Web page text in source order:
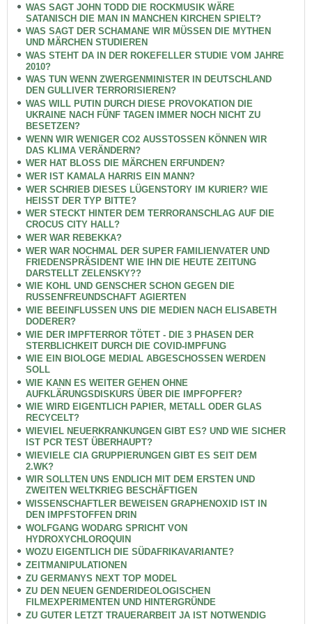
WAS SAGT JOHN TODD DIE ROCKMUSIK WÄRE
SATANISCH DIE MAN IN MANCHEN KIRCHEN SPIELT?
WAS SAGT DER SCHAMANE WIR MÜSSEN DIE MYTHEN
UND MÄRCHEN STUDIEREN
WAS STEHT DA IN DER ROKEFELLER STUDIE VOM JAHRE
2010?
WAS TUN WENN ZWERGENMINISTER IN DEUTSCHLAND
DEN GULLIVER TERRORISIEREN?
WAS WILL PUTIN DURCH DIESE PROVOKATION DIE
UKRAINE NACH FÜNF TAGEN IMMER NOCH NICHT ZU
BESETZEN?
WENN WIR WENIGER CO2 AUSSTOSSEN KÖNNEN WIR
DAS KLIMA VERÄNDERN?
WER HAT BLOSS DIE MÄRCHEN ERFUNDEN?
WER IST KAMALA HARRIS EIN MANN?
WER SCHRIEB DIESES LÜGENSTORY IM KURIER? WIE
HEISST DER TYP BITTE?
WER STECKT HINTER DEM TERRORANSCHLAG AUF DIE
CROCUS CITY HALL?
WER WAR REBEKKA?
WER WAR NOCHMAL DER SUPER FAMILIENVATER UND
FRIEDENSPRÄSIDENT WIE IHN DIE HEUTE ZEITUNG
DARSTELLT ZELENSKY??
WIE KOHL UND GENSCHER SCHON GEGEN DIE
RUSSENFREUNDSCHAFT AGIERTEN
WIE BEEINFLUSSEN UNS DIE MEDIEN NACH ELISABETH
DODERER?
WIE DER IMPFTERROR TÖTET - DIE 3 PHASEN DER
STERBLICHKEIT DURCH DIE COVID-IMPFUNG
WIE EIN BIOLOGE MEDIAL ABGESCHOSSEN WERDEN
SOLL
WIE KANN ES WEITER GEHEN OHNE
AUFKLÄRUNGSDISKURS ÜBER DIE IMPFOPFER?
WIE WIRD EIGENTLICH PAPIER, METALL ODER GLAS
RECYCELT?
WIEVIEL NEUERKRANKUNGEN GIBT ES? UND WIE SICHER
IST PCR TEST ÜBERHAUPT?
WIEVIELE CIA GRUPPIERUNGEN GIBT ES SEIT DEM
2.WK?
WIR SOLLTEN UNS ENDLICH MIT DEM ERSTEN UND
ZWEITEN WELTKRIEG BESCHÄFTIGEN
WISSENSCHAFTLER BEWEISEN GRAPHENOXID IST IN
DEN IMPFSTOFFEN DRIN
WOLFGANG WODARG SPRICHT VON
HYDROXYCHLOROQUIN
WOZU EIGENTLICH DIE SÜDAFRIKAVARIANTE?
ZEITMANIPULATIONEN
ZU GERMANYS NEXT TOP MODEL
ZU DEN NEUEN GENDERIDEOLOGISCHEN
FILMEXPERIMENTEN UND HINTERGRÜNDE
ZU GUTER LETZT TRAUERARBEIT JA IST NOTWENDIG